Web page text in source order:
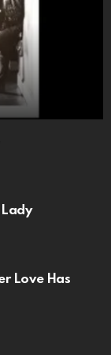
Love Has